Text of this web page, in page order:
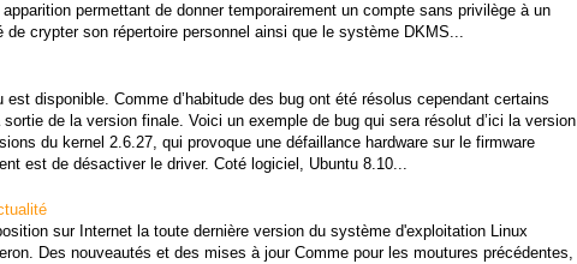
permettant de donner temporairement un compte sans privilège à un
crypter son répertoire personnel ainsi que le système DKMS...
est disponible. Comme d’habitude des bug ont été résolus cependant certains
de la version finale. Voici un exemple de bug qui sera résolut d’ici la version
du kernel 2.6.27, qui provoque une défaillance hardware sur le firmware
est de désactiver le driver. Coté logiciel, Ubuntu 8.10...
sur Internet la toute dernière version du système d'exploitation Linux
Des nouveautés et des mises à jour Comme pour les moutures précédentes,